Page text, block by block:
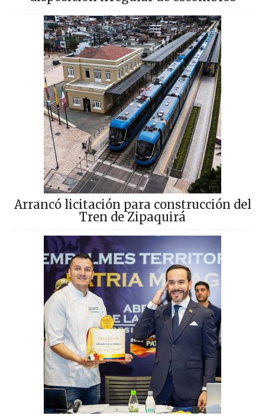
Arrancó licitación para construcción del
Tren de Zipaquirá